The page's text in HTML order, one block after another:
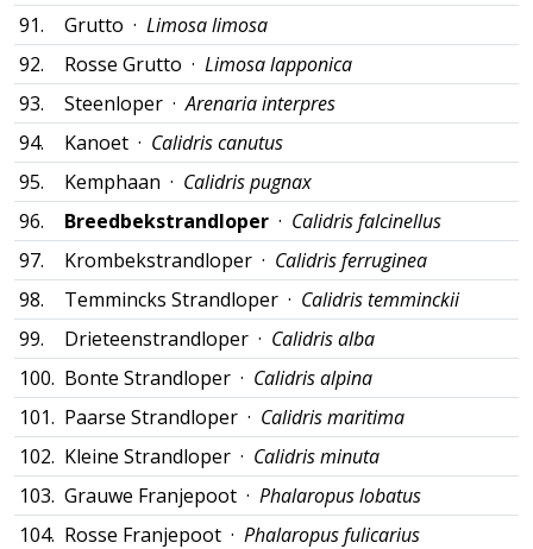
91.
Grutto · Limosa limosa
92.
Rosse Grutto · Limosa lapponica
93.
Steenloper ·Arenaria interpres
94.
Kanoet · Calidris canutus
95.
Kemphaan · Calidris pugnax
96.
Breedbekstrandloper · Calidris falcinellus
97.
Krombekstrandloper · Calidris ferruginea
98.
Temmincks Strandloper · Calidris temminckii
99.
Drieteenstrandloper · Calidris alba
100. Bonte Strandloper · Calidris alpina
101. Paarse Strandloper · Calidris maritima
102. Kleine Strandloper · Calidris minuta
103. Grauwe Franjepoot · Phalaropus lobatus
104. Rosse Franjepoot · Phalaropus fulicarius